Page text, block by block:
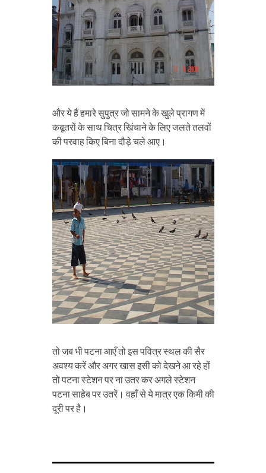
और ये हैं हमारे सुपुत्र जो सामने के खुले प्रागण में
कबूतरों के साथ चित्र खिंचाने के लिए जलते तलवों
की परवाह किए बिना दौड़े चले आए।
तो जब भी पटना आएँ तो इस पवित्र स्थल की सैर
अवश्य करें और अगर खास इसी को देखने आ रहे हों
तो पटना स्टेशन पर ना उतर कर अगले स्टेशन
पटना साहेब पर उतरें। वहाँ से ये मात्र एक किमी की
दूरी पर है।